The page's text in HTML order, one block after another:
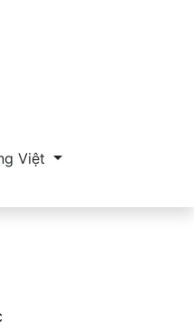
đổi ngôn ngữ. Ngôn ngữ
Việt